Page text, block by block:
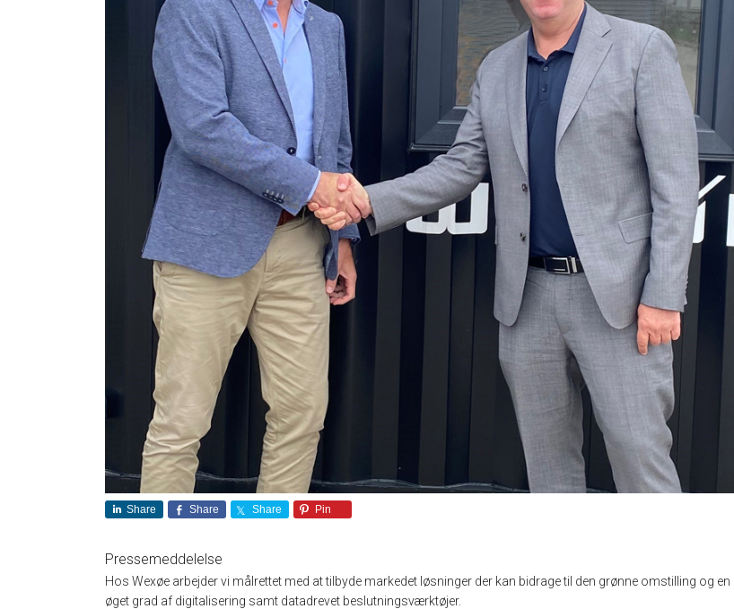
Share Share Share Pin
Pressemeddelelse
Hos Wexøe arbejder vi målrettet med at tilbyde markedet løsninger der kan bidrage til den grønne omstilling og en
øget grad af digitalisering samt datadrevet beslutningsværktøjer.